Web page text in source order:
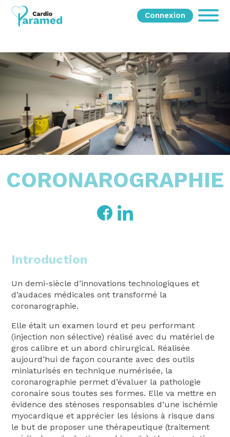
Connexion
CORONAROGRAPHIE
Introduction
Un demi-siècle d’innovations technologiques et
d’audaces médicales ont transformé la
coronarographie.
Elle était un examen lourd et peu performant
(injection non sélective) réalisé avec du matériel de
gros calibre et un abord chirurgical. Réalisée
aujourd’hui de façon courante avec des outils
miniaturisés en technique numérisée, la
coronarographie permet d’évaluer la pathologie
coronaire sous toutes ses formes. Elle va mettre en
évidence des sténoses responsables d’une ischémie
myocardique et apprécier les lésions à risque dans
le but de proposer une thérapeutique (traitement